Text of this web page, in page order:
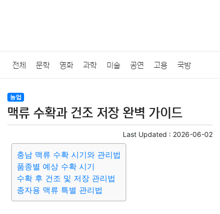
전체 문학 영화 과학 미술 공연 고용 국방
법률
질병 가요 방송 일상 주식 암호화폐 블록체인
결혼 육아 반려동물 패션 미용
요리 상품리뷰 원예 금융
대출 자동차 취미 여행 맛집
농업
맥류 수확과 건조 저장 완벽 가이드
Last Updated : 2026-06-02
충남 맥류 수확 시기와 관리법
품종별 예상 수확 시기
수확 후 건조 및 저장 관리법
종자용 맥류 특별 관리법